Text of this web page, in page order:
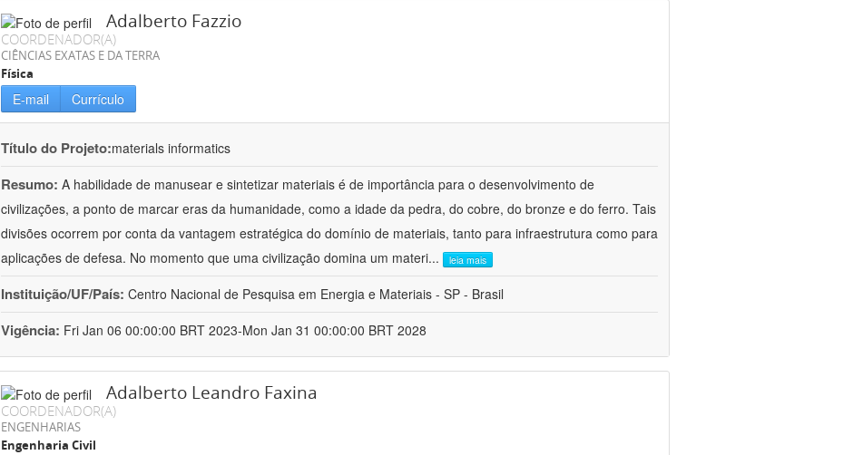
Adalberto Fazzio
COORDENADOR(A)
CIÊNCIAS EXATAS E DA TERRA
Física
E-mail Currículo
Título do Projeto:materials informatics
Resumo: A habilidade de manusear e sintetizar materiais é de importância para o desenvolvimento de
civilizações, a ponto de marcar eras da humanidade, como a idade da pedra, do cobre, do bronze e do ferro. Tais
divisões ocorrem por conta da vantagem estratégica do domínio de materiais, tanto para infraestrutura como para
aplicações de defesa. No momento que uma civilização domina um materi... leia mais
Instituição/UF/País: Centro Nacional de Pesquisa em Energia e Materiais - SP - Brasil
Vigência: Fri Jan 06 00:00:00 BRT 2023-Mon Jan 31 00:00:00 BRT 2028
Adalberto Leandro Faxina
COORDENADOR(A)
ENGENHARIAS
Engenharia Civil